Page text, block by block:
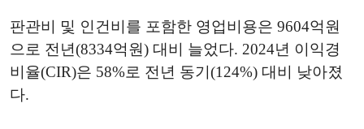
판관비 및 인건비를 포함한 영업비용은 9604억원
으로 전년(8334억원) 대비 늘었다. 2024년 이익경
비율(CIR)은 58%로 전년 동기(124%) 대비 낮아졌
다.